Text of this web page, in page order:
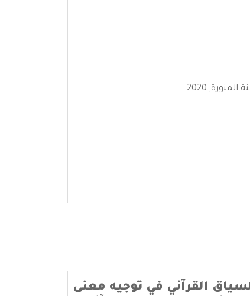
2020
القرآني في توجيه معنى